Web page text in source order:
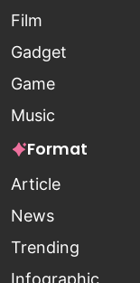
Film
Gadget
Game
Music
Format
Article
News
Trending
Infographic